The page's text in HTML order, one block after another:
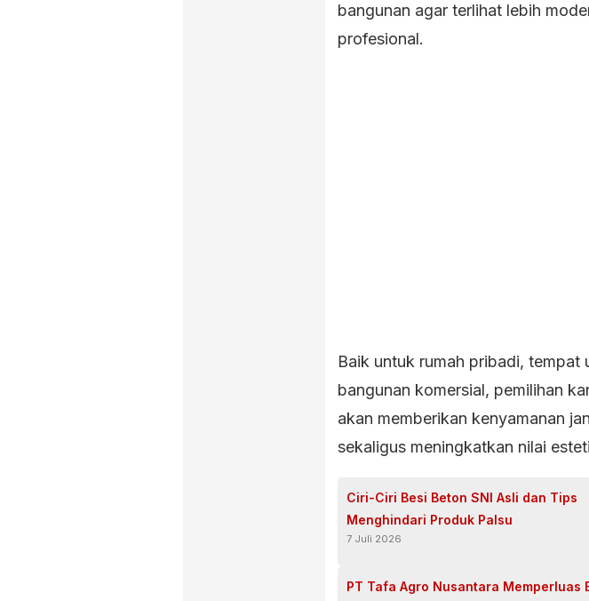
bangunan agar terlihat lebih
profesional.
Baik untuk rumah pribadi, tempat
bangunan komersial, pemilihan
akan memberikan kenyamanan
sekaligus meningkatkan nilai
Ciri-Ciri Besi Beton SNI Asli dan Tips
Menghindari Produk Palsu
7 Juli 2026
PT Tafa Agro Nusantara Memperluas